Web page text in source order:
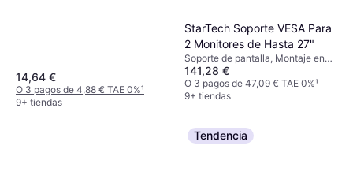
14,64 €
O 3 pagos de 4,88 € TAE 0%¹
9+ tiendas
StarTech Soporte VESA Para
2 Monitores de Hasta 27"
Soporte de pantalla, Montaje en
Pared, Soporte de Suelo, 13"-27"
141,28 €
O 3 pagos de 47,09 € TAE 0%¹
9+ tiendas
Tendencia